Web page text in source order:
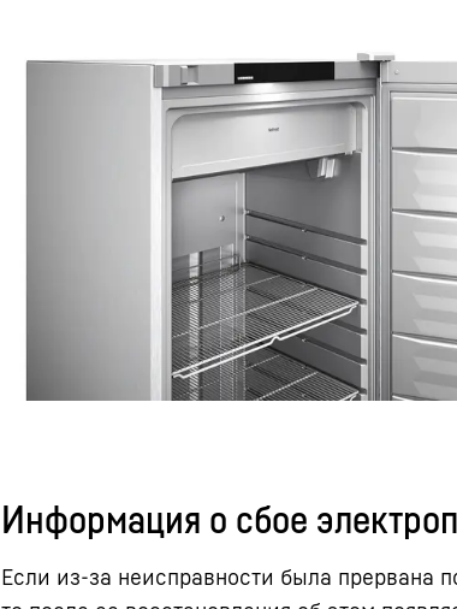
Информация о сбое
Если из-за неисправности была прервана